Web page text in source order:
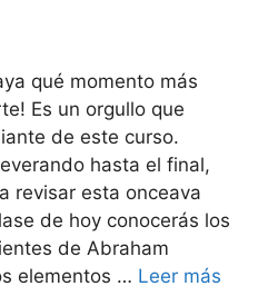
qué momento más
Es un orgullo que
de este curso.
hasta el final,
revisar esta onceava
de hoy conocerás los
de Abraham
elementos … Leer más